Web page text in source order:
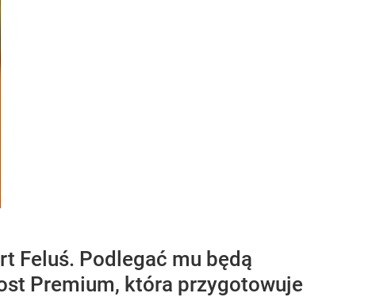
Feluś. Podlegać mu będą
Premium, która przygotowuje